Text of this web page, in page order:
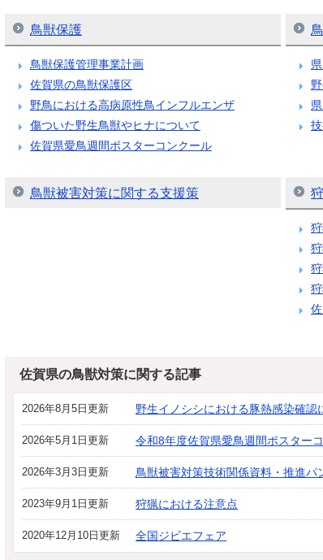
鳥獣保護
鳥獣保護管理事業計画
佐賀県の鳥獣保護区
野鳥における高病原性鳥インフルエンザ
傷ついた野生鳥獣やヒナについて
佐賀県愛鳥週間ポスターコンクール
鳥獣被害対策に関する支援策
佐賀県の鳥獣対策に関する記事
2026年8月5日更新 野生イノシシにおける豚熱感染確認
2026年5月1日更新 令和8年度佐賀県愛鳥週間ポスター
2026年3月3日更新 鳥獣被害対策技術関係資料・推進パ
2023年9月1日更新 狩猟における注意点
2020年12月10日更新 全国ジビエフェア